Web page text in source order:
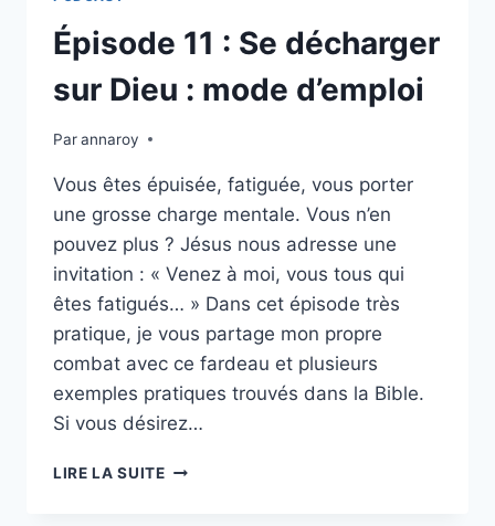
Épisode 11 : Se décharger
sur Dieu : mode d’emploi
Parannaroy
Vous êtes épuisée, fatiguée, vous porter
une grosse charge mentale. Vous n’en
pouvez plus ? Jésus nous adresse une
invitation : « Venez à moi, vous tous qui
êtes fatigués… » Dans cet épisode très
pratique, je vous partage mon propre
combat avec ce fardeau et plusieurs
exemples pratiques trouvés dans la Bible.
Si vous désirez…
LIRE LA SUITEÉPISODE